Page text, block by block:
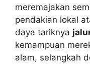
meremajakan
pendakian lokal
daya tariknya
kemampuan
alam, selangkah